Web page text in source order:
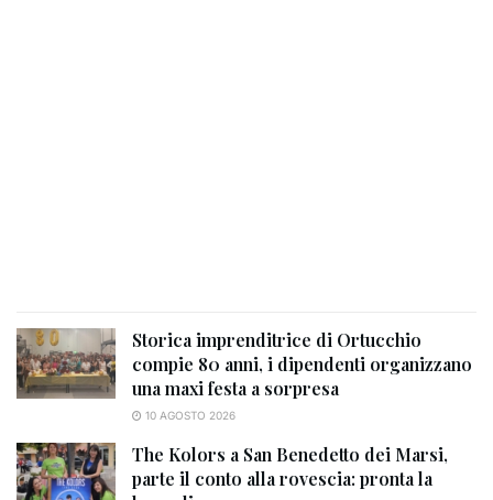
Storica imprenditrice di Ortucchio
compie 80 anni, i dipendenti organizzano
una maxi festa a sorpresa
10 AGOSTO 2026
The Kolors a San Benedetto dei Marsi,
parte il conto alla rovescia: pronta la